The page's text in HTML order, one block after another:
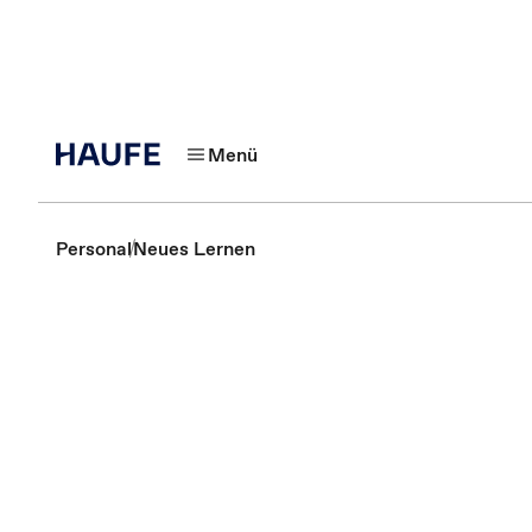
Menü
PersonalNeues Lernen